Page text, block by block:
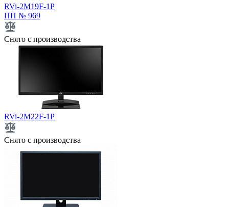
RVi-2M19F-1P
ПП № 969
Снято с производства
RVi-2M22F-1P
Снято с производства